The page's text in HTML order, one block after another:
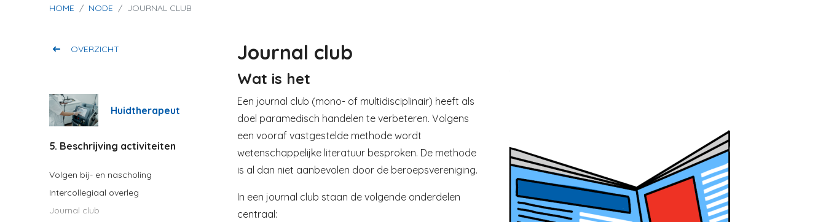
Kruimelpad
HOME NODE JOURNAL CLUB
OVERZICHT
Huidtherapeut
5. Beschrijving activiteiten
Volgen bij- en nascholing
Intercollegiaal overleg
Journal club
Journal club
Wat is het
Een journal club (mono- of multidisciplinair) heeft als
doel paramedisch handelen te verbeteren. Volgens
een vooraf vastgestelde methode wordt
wetenschappelijke literatuur besproken. De methode
is al dan niet aanbevolen door de beroepsvereniging.
In een journal club staan de volgende onderdelen
centraal: